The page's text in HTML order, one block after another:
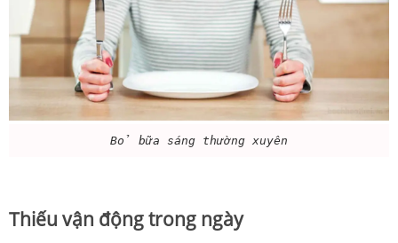
Bỏ bữa sáng thường xuyên
Thiếu vận động trong ngày